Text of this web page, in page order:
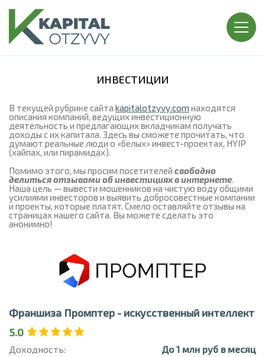
ИНВЕСТИЦИИ
В текущей рубрике сайта kapitalotzyvy.com находятся
описания компаний, ведущих инвестиционную
деятельность и предлагающих вкладчикам получать
доходы с их капитала. Здесь вы сможете прочитать, что
думают реальные люди о «белых» инвест-проектах, HYIP
(хайпах, или пирамидах).
Помимо этого, мы просим посетителей свободно
делиться отзывами об инвестициях в интернете.
Наша цель — вывести мошенников на чистую воду общими
усилиями инвесторов и выявить добросовестные компании
и проекты, которые платят. Смело оставляйте отзывы на
страницах нашего сайта. Вы можете сделать это
анонимно!
Франшиза Промптер - искусственный интеллект
5.0
Доходность:
До 1 млн руб в месяц